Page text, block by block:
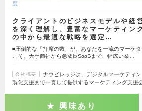
度
クライアントのビジネスモデルや経
を深く理解し、豊富なマーケティン
の中から最適な戦略を選定…
◾️圧倒的な「打席の数」が、あなたを一流のマーケ
こそ、大手商社から急成長SaaSまで、幅広い業…
会社概要
ナウビレッジは、デジタルマーケティ
製化支援まで一貫して提供するマーケティング支援
興味あり